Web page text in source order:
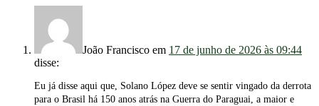
João Francisco em 17 de junho de 2026 às 09:44
disse:
Eu já disse aqui que, Solano López deve se sentir vingado da derrota
para o Brasil há 150 anos atrás na Guerra do Paraguai, a maior e